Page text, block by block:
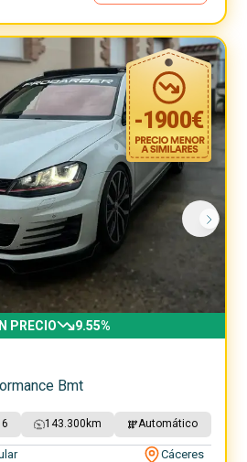
-1900€
PRECIO 9.55%
Bmt
143.300 km Automático
Cáceres